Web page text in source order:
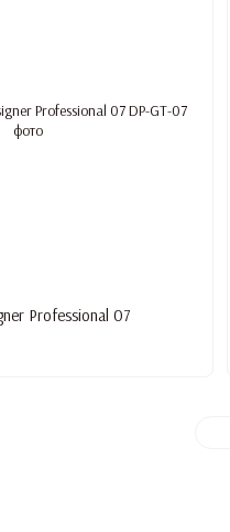
Professional 07